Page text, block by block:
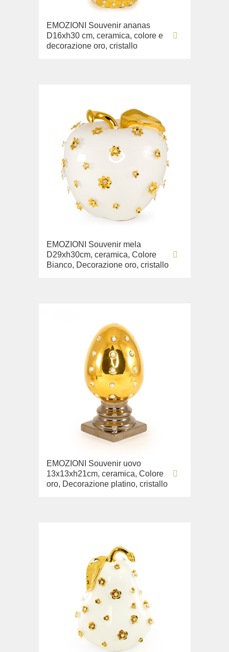
EMOZIONI Souvenir ananas
D16xh30 cm, ceramica, colore e
decorazione oro, cristallo
EMOZIONI Souvenir mela
D29xh30cm, ceramica, Colore
Bianco, Decorazione oro, cristallo
EMOZIONI Souvenir uovo
13x13xh21cm, ceramica, Colore
oro, Decorazione platino, cristallo